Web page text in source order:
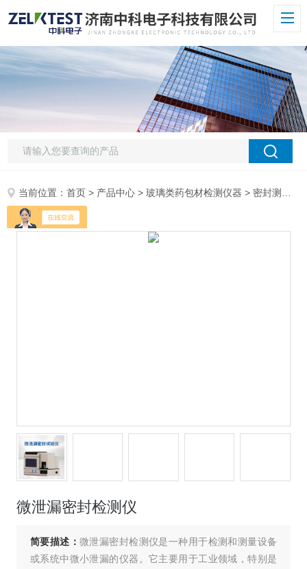
当前位置：首页 > 产品中心 >玻璃类药包材检测仪器 > 密封测试仪
微泄漏密封检测仪
简要描述：微泄漏密封检测仪是一种用于检测和测量设备
或系统中微小泄漏的仪器。它主要用于工业领域，特别是